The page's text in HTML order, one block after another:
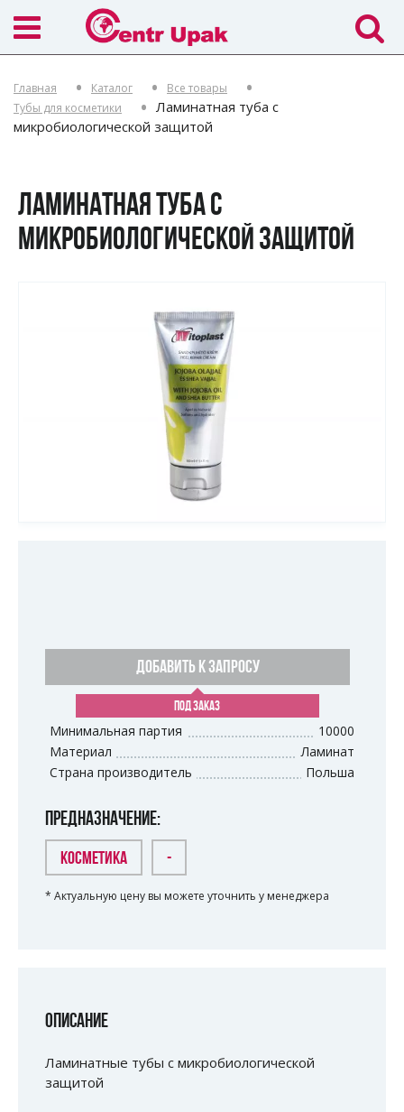
Главная Каталог
Все товары
Тубы для косметики
Ламинатная туба с
микробиологической защитой
ЛАМИНАТНАЯ ТУБА С
МИКРОБИОЛОГИЧЕСКОЙ ЗАЩИТОЙ
ДОБАВИТЬ К ЗАПРОСУ
ПОД ЗАКАЗ
Минимальная партия
10000
Материал
Ламинат
Страна производитель
Польша
ПРЕДНАЗНАЧЕНИЕ:
КОСМЕТИКА -
* Актуальную цену вы можете уточнить у менеджера
ОПИСАНИЕ
Ламинатные тубы с микробиологической
защитой